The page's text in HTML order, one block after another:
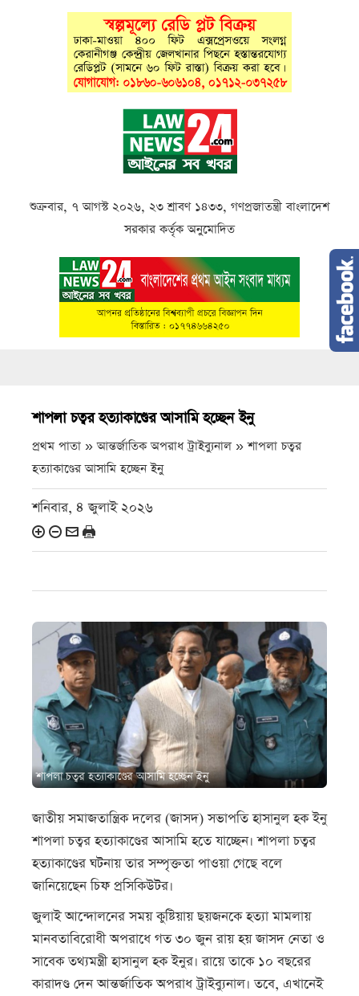
শুক্রবার, ৭ আগস্ট ২০২৬, ২৩ শ্রাবণ ১৪৩৩, গণপ্রজাতন্ত্রী বাংলাদেশ
সরকার কর্তৃক অনুমোদিত
শাপলা চত্বর হত্যাকাণ্ডের আসামি হচ্ছেন ইনু
প্রথম পাতা » আন্তর্জাতিক অপরাধ ট্রাইব্যুনাল »শাপলা চত্বর
হত্যাকাণ্ডের আসামি হচ্ছেন ইনু
শনিবার, ৪ জুলাই ২০২৬
শাপলা চত্বর হত্যাকাণ্ডের আসামি হচ্ছেন ইনু
জাতীয় সমাজতান্ত্রিক দলের (জাসদ) সভাপতি হাসানুল হক ইনু
শাপলা চত্বর হত্যাকাণ্ডের আসামি হতে যাচ্ছেন। শাপলা চত্বর
হত্যাকাণ্ডের ঘটনায় তার সম্পৃক্ততা পাওয়া গেছে বলে
জানিয়েছেন চিফ প্রসিকিউটর।
জুলাই আন্দোলনের সময় কুষ্টিয়ায় ছয়জনকে হত্যা মামলায়
মানবতাবিরোধী অপরাধে গত ৩০ জুন রায় হয় জাসদ নেতা ও
সাবেক তথ্যমন্ত্রী হাসানুল হক ইনুর। রায়ে তাকে ১০ বছরের
কারাদণ্ড দেন আন্তর্জাতিক অপরাধ ট্রাইব্যুনাল। তবে, এখানেই